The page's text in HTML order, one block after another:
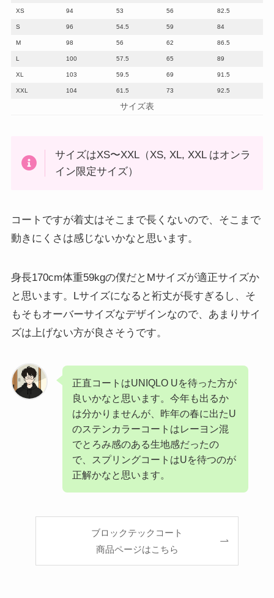
XS 94 53 56 82.5
S 96 54.5 59 84
M 98 56 62 86.5
L 100 57.5 65 89
XL 103 59.5 69 91.5
XXL 104 61.5 73 92.5
サイズ表
サイズはXS〜XXL（XS, XL, XXL はオンラ
イン限定サイズ）
コートですが着丈はそこまで長くないので、そこまで
動きにくさは感じないかなと思います。
身長170cm体重59kgの僕だとMサイズが適正サイズか
と思います。Lサイズになると裄丈が長すぎるし、そ
もそもオーバーサイズなデザインなので、あまりサイ
ズは上げない方が良さそうです。
正直コートはUNIQLO Uを待った方が
良いかなと思います。今年も出るか
は分かりませんが、昨年の春に出たU
のステンカラーコートはレーヨン混
でとろみ感のある生地感だったの
で、スプリングコートはUを待つのが
正解かなと思います。
ブロックテックコート
商品ページはこちら